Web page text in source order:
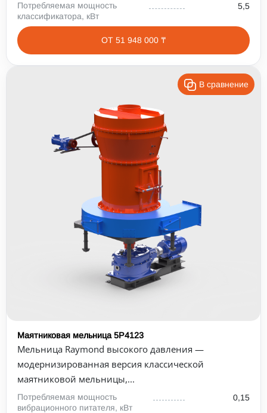
Потребляемая мощность
классификатора, кВт
5,5
ОТ 51 948 000 ₸
В сравнение
Маятниковая мельница 5Р4123
Мельница Raymond высокого давления —
модернизированная версия классической
маятниковой мельницы,...
Потребляемая мощность
вибрационного питателя, кВт
0,15